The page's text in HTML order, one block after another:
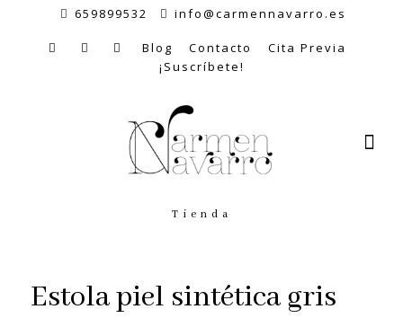
659899532 info@carmennavarro.es
Blog Contacto
Cita Previa
¡Suscríbete!
Tienda
Estola piel sintética gris